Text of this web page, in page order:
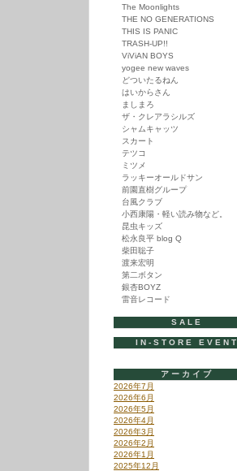
The Moonlights
THE NO GENERATIONS
THIS IS PANIC
TRASH-UP!!
ViViAN BOYS
yogee new waves
どついたるねん
はいからさん
ましまろ
ザ・クレアラシルズ
シャムキャッツ
スカート
テツコ
ミツメ
ラッキーオールドサン
前園直樹グループ
台風クラブ
小西康陽・軽い読み物など。
昆虫キッズ
松永良平 blog Q
柴田聡子
渡来宏明
第二ボタン
銀杏BOYZ
雷音レコード
SALE
IN-STORE EVENT
アーカイブ
2026年7月
2026年6月
2026年5月
2026年4月
2026年3月
2026年2月
2026年1月
2025年12月